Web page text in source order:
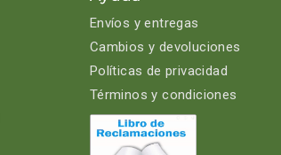
Envíos y entregas
Cambios y devoluciones
Políticas de privacidad
Términos y condiciones